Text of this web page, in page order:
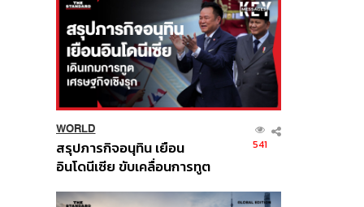
WORLD
สรุปภารกิจอนุทิน เยือน
อินโดนีเซีย ขับเคลื่อนการทูต
541